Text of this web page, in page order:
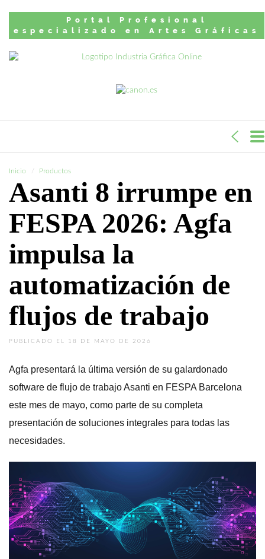
Portal Profesional
especializado en Artes Gráficas
Inicio Productos
Asanti 8 irrumpe en
FESPA 2026: Agfa
impulsa la
automatización de
flujos de trabajo
PUBLICADO EL 18 DE MAYO DE 2026
Agfa presentará la última versión de su galardonado
software de flujo de trabajo Asanti en FESPA Barcelona
este mes de mayo, como parte de su completa
presentación de soluciones integrales para todas las
necesidades.